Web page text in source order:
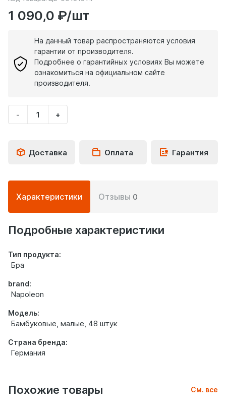
1 090,0 ₽/шт
На данный товар распространяются условия
гарантии от производителя.
Подробнее о гарантийных условиях Вы можете
ознакомиться на официальном сайте
производителя.
-
Укажите
количество
+
Доставка Оплата Гарантия
Подробная
информация
о
товаре
Характеристики Отзывы 0
Подробные характеристики
Тип продукта:
Бра
brand:
Napoleon
Модель:
Бамбуковые, малые, 48 штук
Страна бренда:
Германия
Похожие товары См. все